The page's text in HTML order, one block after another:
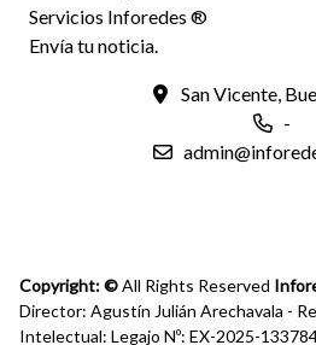
Servicios Inforedes ®
Envía tu noticia.
San Vicente,
-
Copyright: ©All Rights Reserved
Director: Agustín Julián Arechavala -
Intelectual: Legajo Nº: EX-2025-